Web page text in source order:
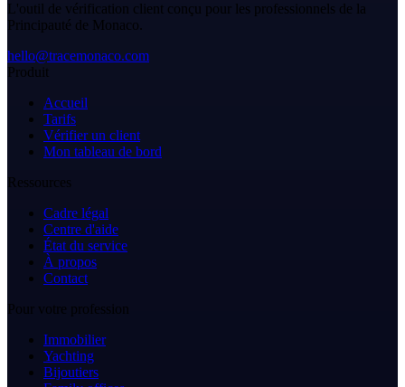
L'outil de vérification client conçu pour les professionnels de la
Principauté de Monaco.
hello@tracemonaco.com
Produit
Accueil
Tarifs
Vérifier un client
Mon tableau de bord
Ressources
Cadre légal
Centre d'aide
État du service
À propos
Contact
Pour votre profession
Immobilier
Yachting
Bijoutiers